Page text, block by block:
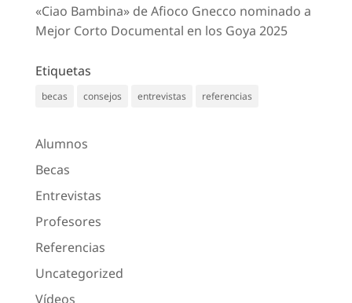
«Ciao Bambina» de Afioco Gnecco nominado a
Mejor Corto Documental en los Goya 2025
Etiquetas
becas consejos entrevistas referencias
Alumnos
Becas
Entrevistas
Profesores
Referencias
Uncategorized
Vídeos